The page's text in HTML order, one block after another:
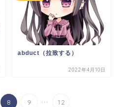
abduct（拉致する）
2022年4月10日
8 9 ... 12